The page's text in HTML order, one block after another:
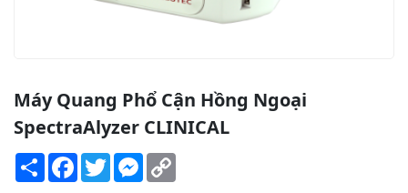
Máy Quang Phổ Cận Hồng Ngoại
SpectraAlyzer CLINICAL
Share Facebook
TwitterMessenger